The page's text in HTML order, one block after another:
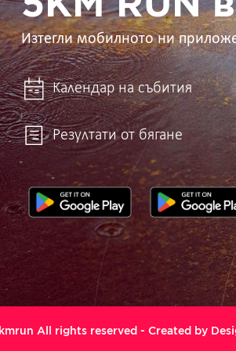
Изтегли мобилното ни
Календар на събития
Резултати от бягане
All rights reserved - Created by